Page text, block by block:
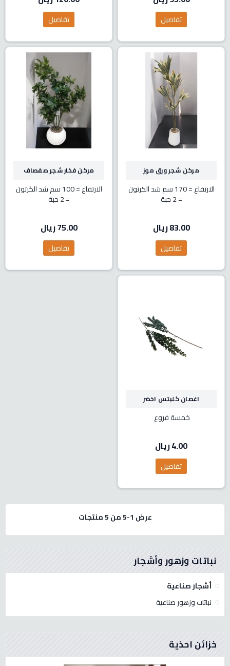
نباتات وزهور وأشجار
أشجار صناعية
نباتات وزهور صناعية
خزائن احذية
تفاصيل تفاصيل
مركن شجر ورق موز
الارتفاع = 170 سم شد الكرتون
= 2 حبة
83.00 ريال
تفاصيل
مركن فخار شجر صفصاف
الارتفاع = 100 سم شد الكرتون
= 2 حبة
75.00 ريال
تفاصيل
اغصان كلبتس اخضر
خمسة فروع
4.00 ريال
تفاصيل
عرض 1-5 من 5 منتجات